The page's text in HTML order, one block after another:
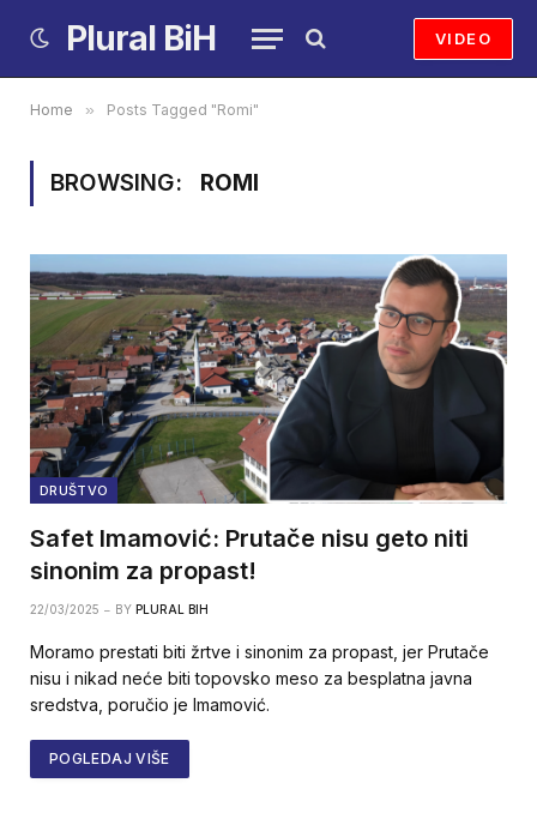
Plural BiH VIDEO
Home » Posts Tagged "Romi"
BROWSING: ROMI
DRUŠTVO
Safet Imamović: Prutače nisu geto niti
sinonim za propast!
22/03/2025 BY PLURAL BIH
Moramo prestati biti žrtve i sinonim za propast, jer Prutače
nisu i nikad neće biti topovsko meso za besplatna javna
sredstva, poručio je Imamović.
POGLEDAJ VIŠE